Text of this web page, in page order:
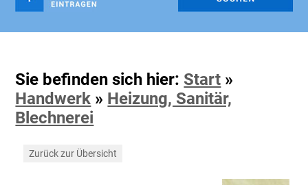
Sie befinden sich hier: Start »
Handwerk » Heizung, Sanitär,
Blechnerei
Zurück zur Übersicht